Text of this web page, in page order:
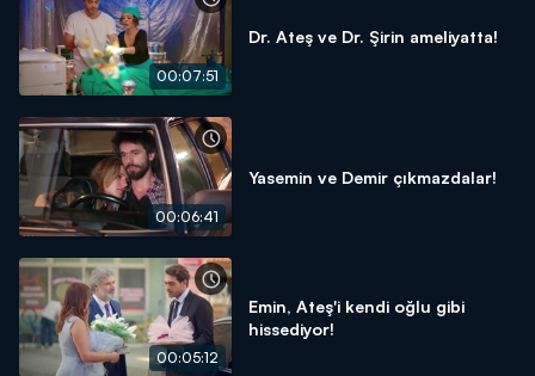
00:07:51
Dr. Ateş ve Dr. Şirin ameliyatta!
00:06:41
Yasemin ve Demir çıkmazdalar!
00:05:12
Emin, Ateş'i kendi oğlu gibi
hissediyor!